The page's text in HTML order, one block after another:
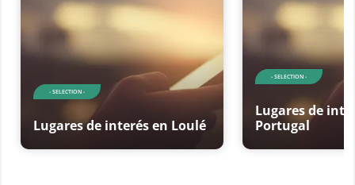
- SELECTION -
Lugares de interés en Loulé
- SELECTION -
Lugares de
Portugal